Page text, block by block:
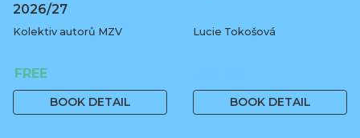
2026/27
Kolektiv autorů MZV
FREE
BOOK DETAIL
Lucie Tokošová
BOOK DETAIL